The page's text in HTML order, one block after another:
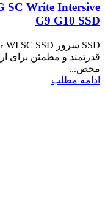
SC Write Intersive
G9 G10 SSD
محص...
ادامه مطلب